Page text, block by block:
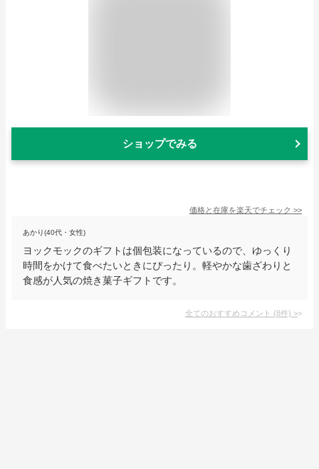
ショップでみる
価格と在庫を楽天でチェック >>
あかり(40代・女性)
ヨックモックのギフトは個包装になっているので、ゆっくり
時間をかけて食べたいときにぴったり。軽やかな歯ざわりと
食感が人気の焼き菓子ギフトです。
全てのおすすめコメント (8件) >